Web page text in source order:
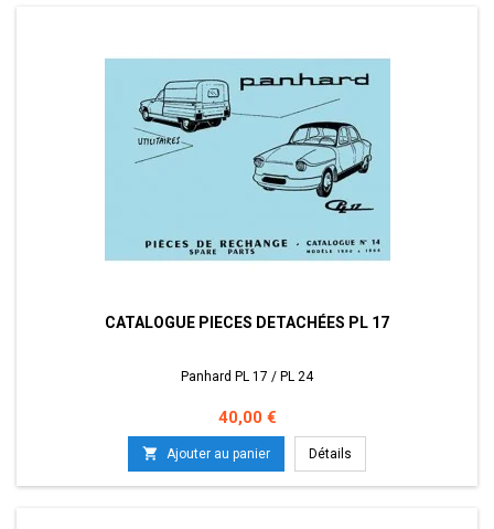
CATALOGUE PIECES DETACHÉES PL 17
Panhard PL 17 / PL 24
Prix
40,00 €
 Ajouter au panier Détails